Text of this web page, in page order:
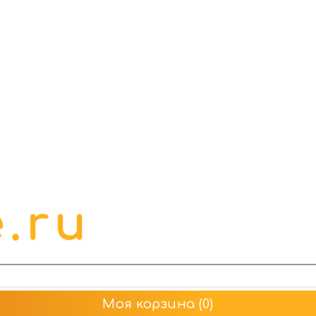
Моя корзина (0)